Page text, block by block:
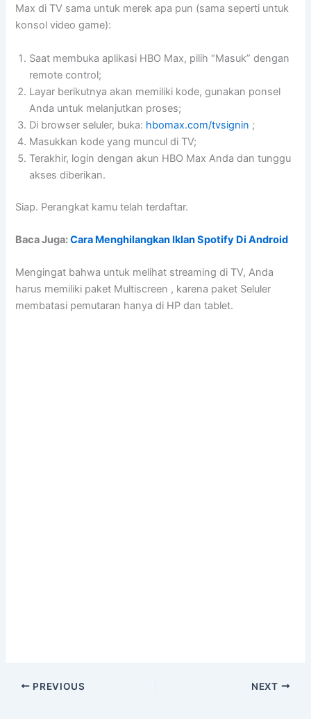
Max di TV sama untuk merek apa pun (sama seperti untuk
konsol video game):
Saat membuka aplikasi HBO Max, pilih “Masuk” dengan
remote control;
Layar berikutnya akan memiliki kode, gunakan ponsel
Anda untuk melanjutkan proses;
Di browser seluler, buka: hbomax.com/tvsignin ;
Masukkan kode yang muncul di TV;
Terakhir, login dengan akun HBO Max Anda dan tunggu
akses diberikan.
Siap. Perangkat kamu telah terdaftar.
Baca Juga:Cara Menghilangkan Iklan Spotify Di Android
Mengingat bahwa untuk melihat streaming di TV, Anda
harus memiliki paket Multiscreen , karena paket Seluler
membatasi pemutaran hanya di HP dan tablet.
PREVIOUS NEXT